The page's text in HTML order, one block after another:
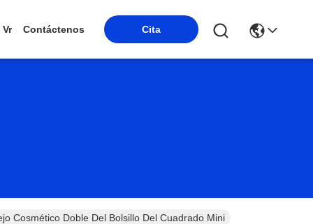
Vr Contáctenos Cita
Cosmético Doble Del Bolsillo Del Cuadrado Mini